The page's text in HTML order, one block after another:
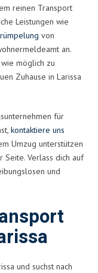
reinen Transport
Leistungen wie
von
an.
möglich zu
Zuhause in Larissa
für
kontaktiere uns
Umzug unterstützen
Seite. Verlass dich auf
und
und suchst nach